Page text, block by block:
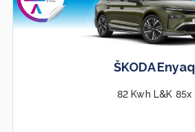
ŠKODA Enyaq
82 Kwh L&K 85x